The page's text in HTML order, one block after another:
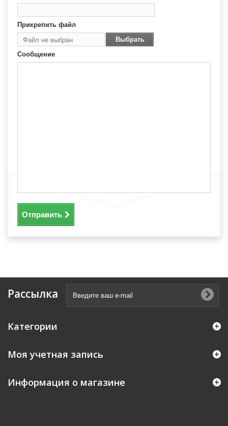
Прикрепить файл
Файл не выбран
Выбрать
Сообщение
Отправить
Рассылка
Категории
Моя учетная запись
Информация о магазине